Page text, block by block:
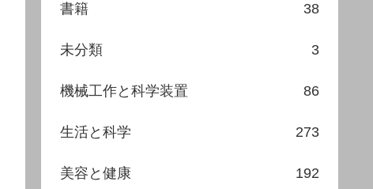
書籍 38
未分類 3
機械工作と科学装置 86
生活と科学 273
美容と健康 192